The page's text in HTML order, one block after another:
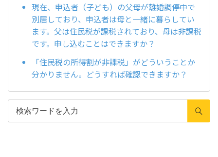
現在、申込者（子ども）の父母が離婚調停中で
別居しており、申込者は母と一緒に暮らしてい
ます。父は住民税が課税されており、母は非課税
です。申し込むことはできますか？
「住民税の所得割が非課税」がどういうことか
分かりません。どうすれば確認できますか？